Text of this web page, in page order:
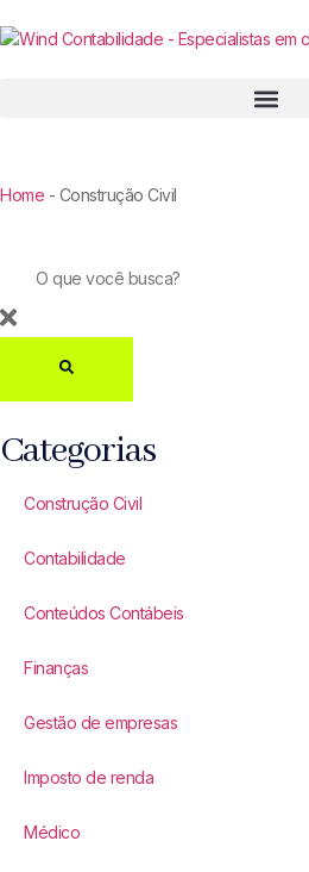
Home - Construção Civil
Categorias
Construção Civil
Contabilidade
Conteúdos Contábeis
Finanças
Gestão de empresas
Imposto de renda
Médico